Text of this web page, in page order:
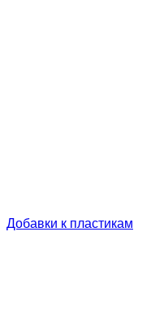
Добавки к пластикам